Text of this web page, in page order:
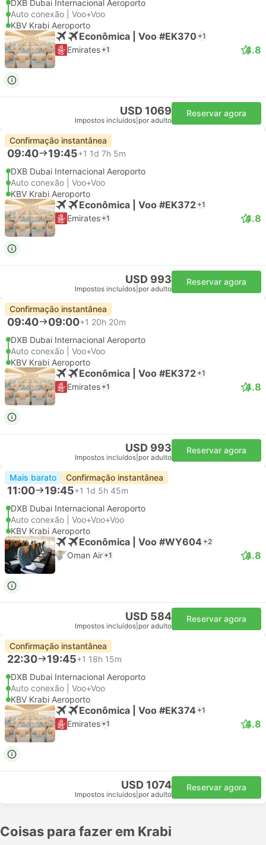
DXB Dubai Internacional Aeroporto
Auto conexão | Voo+Voo
KBV Krabi Aeroporto
Econômica | Voo #EK370 +1
Emirates +1 4.8
USD 1069
Impostos incluídos por adulto
Reservar agora
Confirmação instantânea
09:40 19:45+1 1d 7h 5m
DXB Dubai Internacional Aeroporto
Auto conexão | Voo+Voo
KBV Krabi Aeroporto
Econômica | Voo #EK372 +1
Emirates +1 4.8
USD 993
Impostos incluídos por adulto
Reservar agora
Confirmação instantânea
09:40 09:00+1 20h 20m
DXB Dubai Internacional Aeroporto
Auto conexão | Voo+Voo
KBV Krabi Aeroporto
Econômica | Voo #EK372 +1
Emirates +1 4.8
USD 993
Impostos incluídos por adulto
Reservar agora
Mais barato Confirmação instantânea
11:00 19:45+1 1d 5h 45m
DXB Dubai Internacional Aeroporto
Auto conexão | Voo+Voo+Voo
KBV Krabi Aeroporto
Econômica | Voo #WY604 +2
Oman Air +1 4.8
USD 584
Impostos incluídos por adulto
Reservar agora
Confirmação instantânea
22:30 19:45+1 18h 15m
DXB Dubai Internacional Aeroporto
Auto conexão | Voo+Voo
KBV Krabi Aeroporto
Econômica | Voo #EK374 +1
Emirates +1 4.8
USD 1074
Impostos incluídos por adulto
Reservar agora
Coisas para fazer em Krabi